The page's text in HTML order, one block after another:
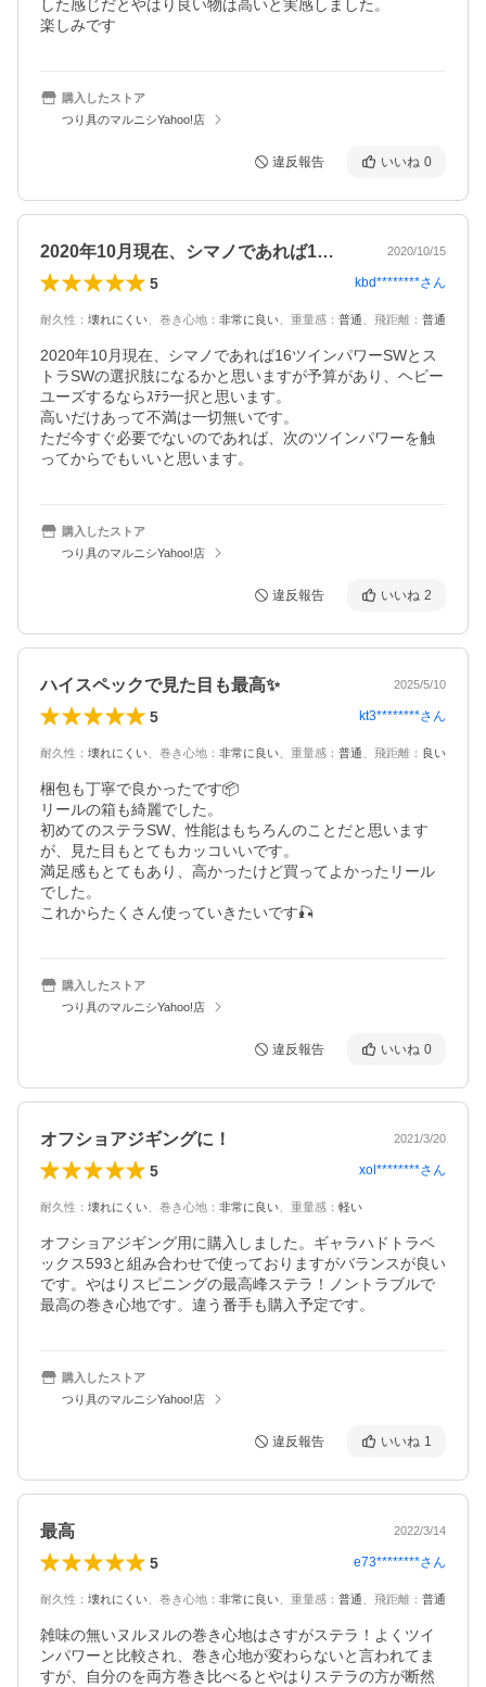
した感じだとやはり良い物は高いと実感しました。
楽しみです
購入したストア
つり具のマルニシYahoo!店
違反報告 いいね 0
2020年10月現在、シマノであれば1… 2020/10/15
5 kbd********さん
耐久性 ： 壊れにくい 巻き心地 ： 非常に良い 重量感 ： 普通 飛距離 ： 普通
2020年10月現在、シマノであれば16ツインパワーSWとス
トラSWの選択肢になるかと思いますが予算があり、ヘビー
ユーズするならｽﾃﾗ一択と思います。
高いだけあって不満は一切無いです。
ただ今すぐ必要でないのであれば、次のツインパワーを触
ってからでもいいと思います。
購入したストア
つり具のマルニシYahoo!店
違反報告 いいね 2
ハイスペックで見た目も最高✨ 2025/5/10
5 kt3********さん
耐久性 ： 壊れにくい 巻き心地 ： 非常に良い 重量感 ： 普通 飛距離 ： 良い
梱包も丁寧で良かったです📦
リールの箱も綺麗でした。
初めてのステラSW、性能はもちろんのことだと思います
が、見た目もとてもカッコいいです。
満足感もとてもあり、高かったけど買ってよかったリール
でした。
これからたくさん使っていきたいです🎣
購入したストア
つり具のマルニシYahoo!店
違反報告 いいね 0
オフショアジギングに！ 2021/3/20
5 xol********さん
耐久性 ： 壊れにくい 巻き心地 ： 非常に良い 重量感 ： 軽い
オフショアジギング用に購入しました。ギャラハドトラベ
ックス593と組み合わせで使っておりますがバランスが良い
です。やはりスピニングの最高峰ステラ！ノントラブルで
最高の巻き心地です。違う番手も購入予定です。
購入したストア
つり具のマルニシYahoo!店
違反報告 いいね 1
最高 2022/3/14
5 e73********さん
耐久性 ： 壊れにくい 巻き心地 ： 非常に良い 重量感 ： 普通 飛距離 ： 普通
雑味の無いヌルヌルの巻き心地はさすがステラ！よくツイ
ンパワーと比較され、巻き心地が変わらないと言われてま
すが、自分のを両方巻き比べるとやはりステラの方が断然